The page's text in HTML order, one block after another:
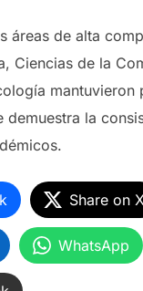
áreas de alta
Ciencias de la
mantuvieron
demuestra la
Share on X
WhatsApp